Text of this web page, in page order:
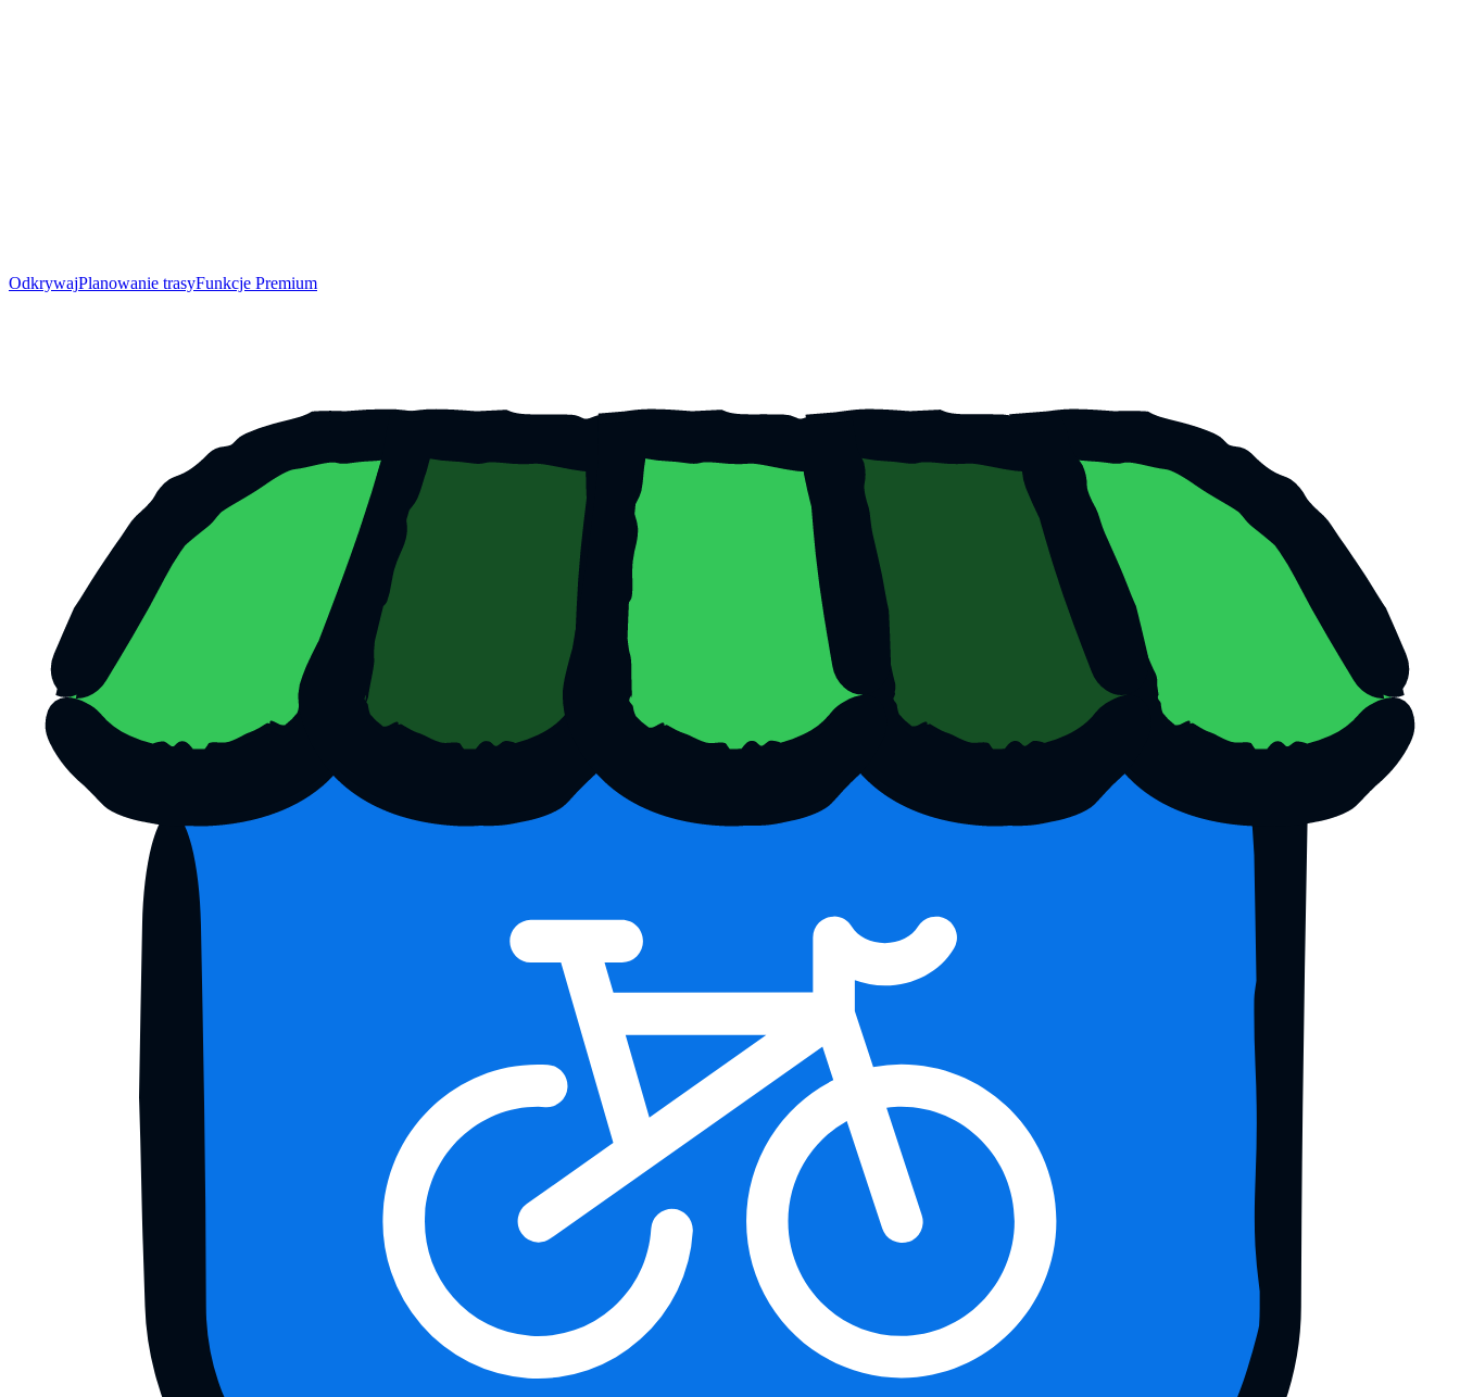
OdkrywajPlanowanie trasyFunkcje Premium